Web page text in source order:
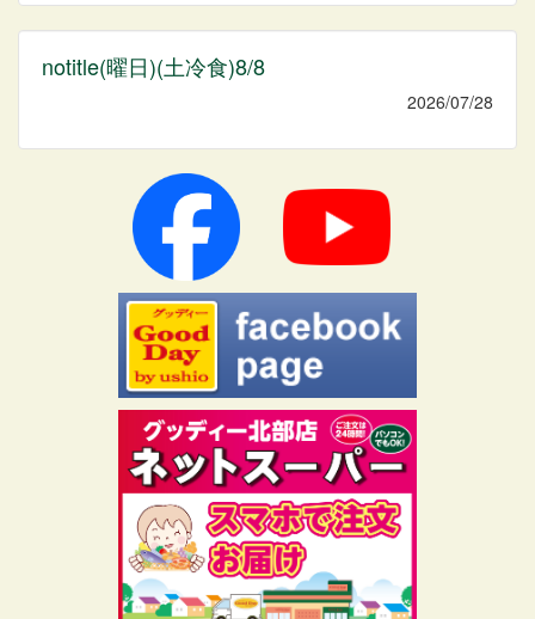
notitle(曜日)(土冷食)8/8
2026/07/28